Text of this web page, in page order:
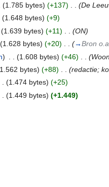
(1.785 bytes) (+137)
(De
(1.648 bytes) (+9)
(1.639 bytes) (+11)
(ON)
(1.628 bytes) (+20) (→Bron
) (1.608 bytes) (+46)
bytes) (+88)
(redactie;
. (1.474 bytes) (+25)
(1.449 bytes) (+1.449)